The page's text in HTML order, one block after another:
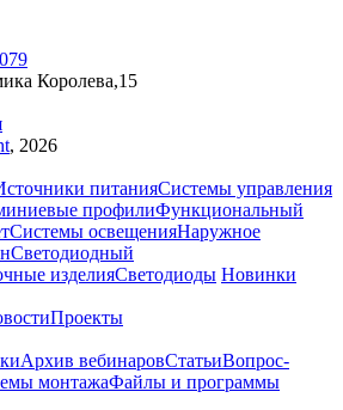
Королева,15
, 2026
питанияСистемы управления
профилиФункциональный
Системы освещенияНаружное
Светодиодный
изделияСветодиоды Новинки
Проекты
Архив вебинаровСтатьиВопрос-
монтажаФайлы и программы